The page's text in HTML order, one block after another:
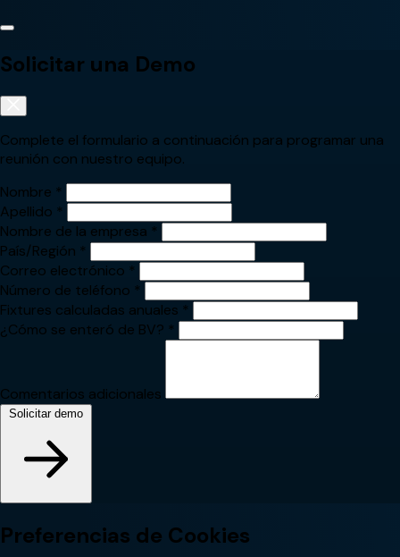
Solicitar una Demo
Complete el formulario a continuación para programar una
reunión con nuestro equipo.
Nombre *
Apellido *
Nombre de la empresa *
País/Región *
Correo electrónico *
Número de teléfono *
Fixtures calculadas anuales *
¿Cómo se enteró de BV? *
Comentarios adicionales
Solicitar demo
Preferencias de Cookies